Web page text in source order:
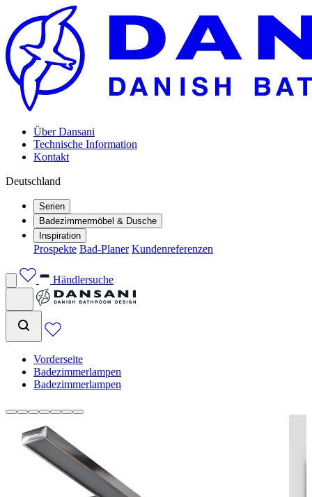
Über Dansani
Technische Information
Kontakt
Deutschland
Serien
Badezimmermöbel & Dusche
Inspiration
Prospekte Bad-Planer Kundenreferenzen
Händlersuche
Vorderseite
Badezimmerlampen
Badezimmerlampen